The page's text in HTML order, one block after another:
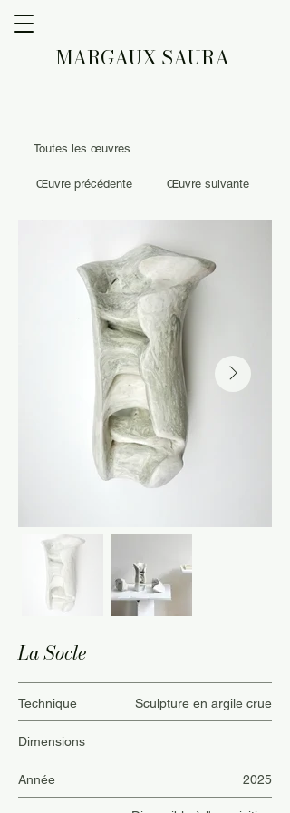
MARGAUX SAURA
Toutes les œuvres
Œuvre précédente Œuvre suivante
La Socle
Technique Sculpture en argile crue
Dimensions
Année 2025